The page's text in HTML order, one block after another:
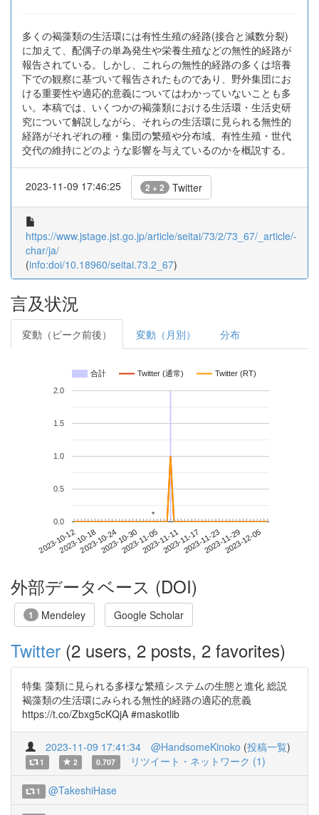
多くの褐藻類の生活環には有性生殖の経路(接合と減数分裂)
に加えて、配偶子の単為発生や栄養生殖などの無性的経路が
報告されている。しかし、これらの無性的経路の多くは培養
下での観察に基づいて報告されたものであり、野外集団にお
ける重要性や適応的意義についてはわかっていないことも多
い。本稿では、いくつかの褐藻類における生活環・生活史研
究について解説しながら、それらの生活環に見られる無性的
経路がそれぞれの種・集団の繁殖や分布域、有性生殖・世代
交代の維持にどのような影響を与えているのかを概説する。
2023-11-09 17:46:25 2 + 2 Twitter
https://www.jstage.jst.go.jp/article/seitai/73/2/73_67/_article/-
char/ja/
(info:doi/10.18960/seitai.73.2_67)
言及状況
変動（ピーク前後） 変動（月別） 分布
合計 Twitter (通常) Twitter (RT)
2023-10-122023-10-182023-10-242023-10-302023-11-052023-11-112023-11-172023-11-232023-11-292023-12-05
0.0
0.5
1.0
1.5
2.0
**
外部データベース (DOI)
1 Mendeley Google Scholar
Twitter (2 users, 2 posts, 2 favorites)
特集 藻類に見られる多様な繁殖システムの生態と進化 総説
褐藻類の生活環にみられる無性的経路の適応的意義
https://t.co/Zbxg5cKQjA #maskotlib
2023-11-09 17:41:34 @HandsomeKinoko (投稿一覧)
1 2 0.707 リツイート・ネットワーク (1)
1 @TakeshiHase